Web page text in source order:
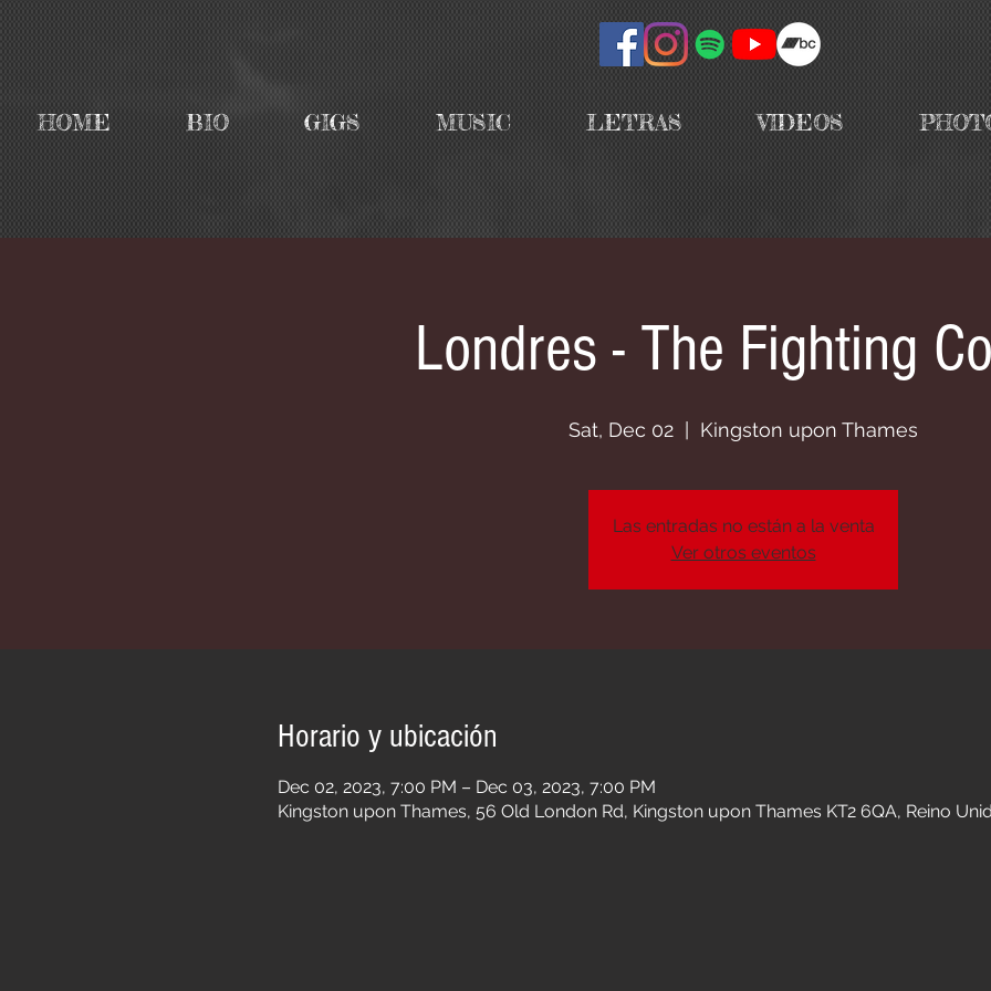
HOME BIO GIGS MUSIC LETRAS VIDEOS
Londres - The Fighting
Sat, Dec 02 Kingston upon Thames
Las entradas no están a la venta
Ver otros eventos
Horario y ubicación
Dec 02, 2023, 7:00 PM – Dec 03, 2023, 7:00 PM
Kingston upon Thames, 56 Old London Rd, Kingston upon Thames KT2 6QA, Reino